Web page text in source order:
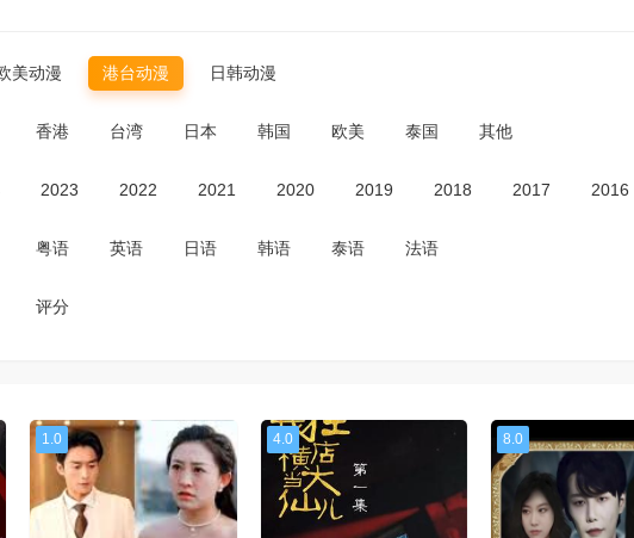
美动漫 港台动漫 日韩动漫
香港 台湾 日本 韩国 欧美 泰国 其他
2023 2022 2021 2020 2019 2018 2017 2016
粤语 英语 日语 韩语 泰语 法语
评分
1.0 4.0 8.0